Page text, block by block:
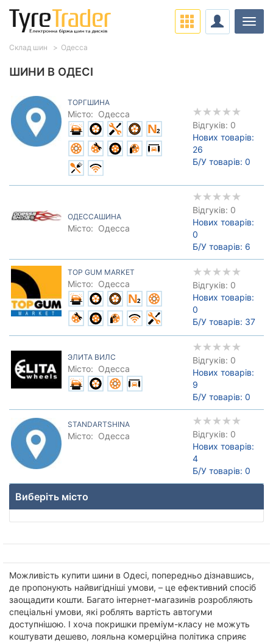
ШИНИ В ОДЕСІ
ТОРГШИНА
Місто: Одесса
Відгуків: 0
Нових товарів:
26
Б/У товарів:0
ОДЕССАШИНА
Місто: Одесса
Відгуків: 0
Нових товарів:
0
Б/У товарів: 6
TOP GUM MARKET
Місто: Одесса
Відгуків: 0
Нових товарів:
0
Б/У товарів: 37
ЭЛИТА ВИЛС
Місто: Одесса
Відгуків: 0
Нових товарів:
9
Б/У товарів:0
STANDARTSHINA
Місто: Одесса
Відгуків: 0
Нових товарів:
4
Б/У товарів:0
Виберіть місто
Можливість купити шини в Одесі, попередньо дізнавшись,
де пропонують найвигідніші умови, – це ефективний спосіб
заощадити кошти. Багато інтернет-магазинів розробляють
спеціальні умови, які роблять вартість автогуми
доступнішою. І хоча покришки преміум-класу не можуть
коштувати дешево, лояльна комерційна політика сприяє
Склад шин Одесса